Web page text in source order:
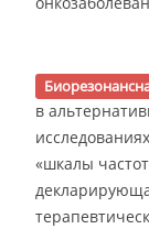
в
«шкалы